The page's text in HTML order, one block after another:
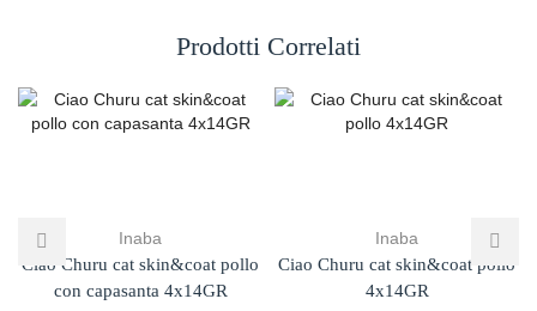
Prodotti Correlati
Inaba
Ciao Churu cat skin&coat pollo
con capasanta 4x14GR
Inaba
Ciao Churu cat skin&coat pollo
4x14GR